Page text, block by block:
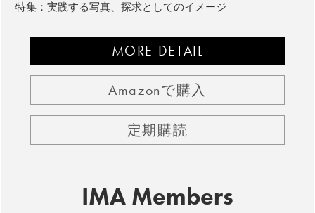
特集：実践する写真、探求としてのイメージ
MORE DETAIL
Amazonで購入
定期購読
IMA Members